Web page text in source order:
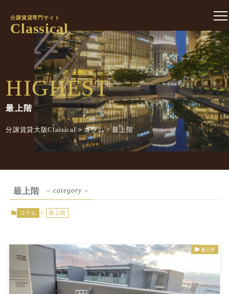
分譲賃貸専門サイト
Classical
HIGHEST
最上階
分譲賃貸大阪Classical>コラム>最上階
最上階 – category –
コラム 最上階
最上階